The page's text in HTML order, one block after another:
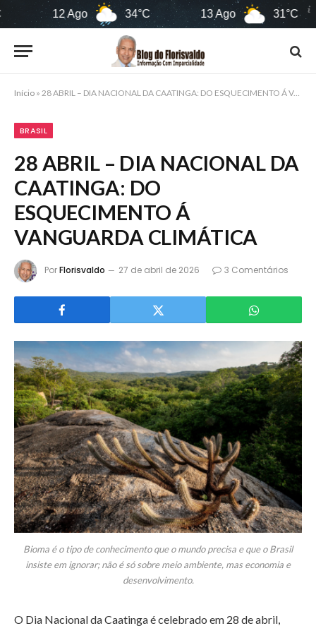
12 Ago 34°C 13 Ago 31°C
Início » 28 ABRIL – DIA NACIONAL DA CAATINGA: DO ESQUECIMENTO Á VANGUARDA CLIMÁTICA
BRASIL
28 ABRIL – DIA NACIONAL DA
CAATINGA: DO
ESQUECIMENTO Á
VANGUARDA CLIMÁTICA
PorFlorisvaldo 27 de abril de 2026 3 Comentários
Bioma é o tipo de conhecimento que o mundo precisa e que o Brasil
insiste em ignorar; não é só sobre meio ambiente, mas economia e
desenvolvimento.
O Dia Nacional da Caatinga é celebrado em 28 de abril,